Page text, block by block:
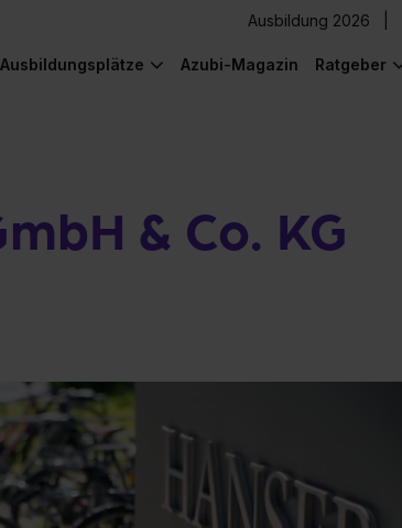
Ausbildung 2026
Ausbildungsplätze Azubi-Magazin Ratgeber
& Co. KG